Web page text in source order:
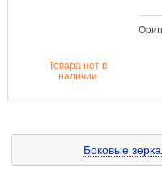
Товара нет в
наличии
Боковые